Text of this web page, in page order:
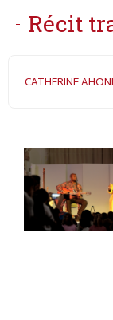
Récit
CATHERINE